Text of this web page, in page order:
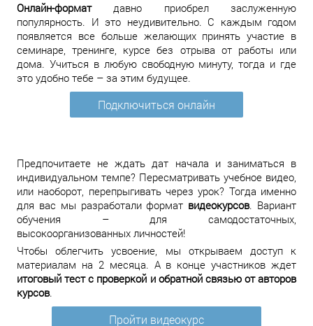
Онлайн-форматдавно приобрел заслуженную
популярность. И это неудивительно. С каждым годом
появляется все больше желающих принять участие в
семинаре, тренинге, курсе без отрыва от работы или
дома. Учиться в любую свободную минуту, тогда и где
это удобно тебе – за этим будущее.
Подключиться онлайн
Предпочитаете не ждать дат начала и заниматься в
индивидуальном темпе? Пересматривать учебное видео,
или наоборот, перепрыгивать через урок? Тогда именно
для вас мы разработали формат видеокурсов. Вариант
обучения – для самодостаточных,
высокоорганизованных личностей!
Чтобы облегчить усвоение, мы открываем доступ к
материалам на 2 месяца. А в конце участников ждет
итоговый тест с проверкой и обратной связью от авторов
курсов.
Пройти видеокурс